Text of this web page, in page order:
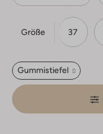
Größe
36 37
Gummistiefel